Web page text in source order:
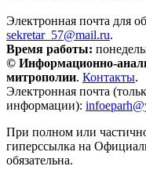
Электронная почта для
sekretar_57@mail.ru.
Время работы:
© Информационно-
митрополии. Контакты.
Электронная почта
информации):
При полном или
гиперссылка на
обязательна.